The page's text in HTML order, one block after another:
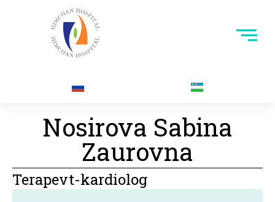
Nosirova Sabina
Zaurovna​
Terapevt-kardiolog